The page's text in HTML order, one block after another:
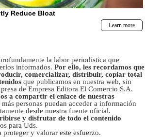
la labor periodística que
informados. Por ello, les recordamos que
comercializar, distribuir, copiar total
que publicamos en nuestra web, sin
de Empresa Editora El Comercio S.A.
a compartir el enlace de nuestras
más personas puedan acceder a información
desde nuestra fuente oficial.
y disfrutar de todo el contenido
para Uds.
proteger y valorar este esfuerzo.